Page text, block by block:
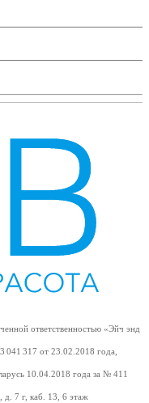
ответственностью «Эйч энд
041 317 от 23.02.2018 года,
10.04.2018 года за № 411
д. 7 г, каб. 13, 6 этаж